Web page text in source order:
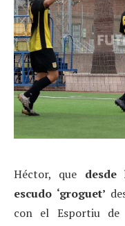
Héctor, que desde
escudo ‘groguet’
con el Esportiu